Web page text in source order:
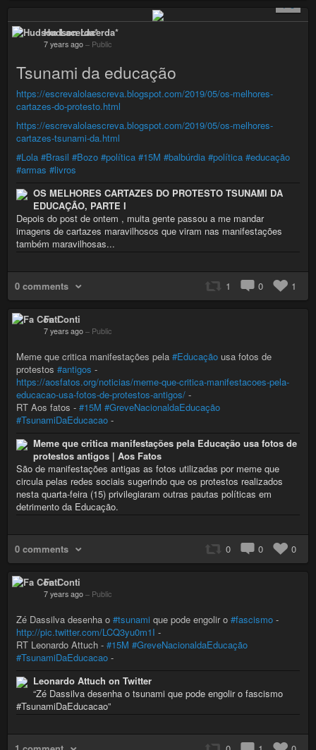
Hudson Lacerda*
7 years ago – Public
Tsunami da educação
https://escrevalolaescreva.blogspot.com/2019/05/os-melhores-
cartazes-do-protesto.html
https://escrevalolaescreva.blogspot.com/2019/05/os-melhores-
cartazes-tsunami-da.html
#Lola #Brasil #Bozo #política #15M #balbúrdia #política #educação
#armas #livros
OS MELHORES CARTAZES DO PROTESTO TSUNAMI DA
EDUCAÇÃO, PARTE I
Depois do post de ontem , muita gente passou a me mandar
imagens de cartazes maravilhosos que viram nas manifestações
também maravilhosas...
0 comments 1 0 1
Fa Conti
7 years ago – Public
Meme que critica manifestações pela #Educação usa fotos de
protestos #antigos -
https://aosfatos.org/noticias/meme-que-critica-manifestacoes-pela-
educacao-usa-fotos-de-protestos-antigos/ -
RT Aos fatos - #15M #GreveNacionaldaEducação
#TsunamiDaEducacao -
Meme que critica manifestações pela Educação usa fotos de
protestos antigos | Aos Fatos
São de manifestações antigas as fotos utilizadas por meme que
circula pelas redes sociais sugerindo que os protestos realizados
nesta quarta-feira (15) privilegiaram outras pautas políticas em
detrimento da Educação.
0 comments 0 0 0
Fa Conti
7 years ago – Public
Zé Dassilva desenha o #tsunami que pode engolir o #fascismo -
http://pic.twitter.com/LCQ3yu0m1I -
RT Leonardo Attuch - #15M #GreveNacionaldaEducação
#TsunamiDaEducacao -
Leonardo Attuch on Twitter
“Zé Dassilva desenha o tsunami que pode engolir o fascismo
#TsunamiDaEducacao”